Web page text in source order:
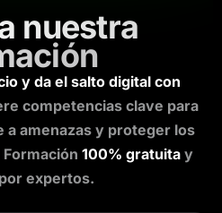
nuestra
y da el salto digital con
competencias clave para
amenazas y proteger los
100% gratuitay
expertos.